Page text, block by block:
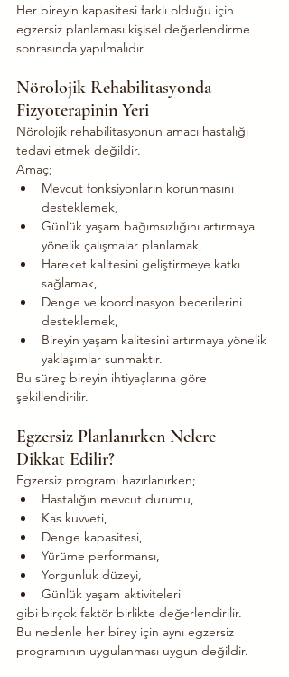
Her bireyin kapasitesi farklı olduğu için
egzersiz planlaması kişisel değerlendirme
sonrasında yapılmalıdır.
Nörolojik Rehabilitasyonda
Fizyoterapinin Yeri
Nörolojik rehabilitasyonun amacı hastalığı
tedavi etmek değildir.
Amaç;
Mevcut fonksiyonların korunmasını
desteklemek,
Günlük yaşam bağımsızlığını artırmaya
yönelik çalışmalar planlamak,
Hareket kalitesini geliştirmeye katkı
sağlamak,
Denge ve koordinasyon becerilerini
desteklemek,
Bireyin yaşam kalitesini artırmaya yönelik
yaklaşımlar sunmaktır.
Bu süreç bireyin ihtiyaçlarına göre
şekillendirilir.
Egzersiz Planlanırken Nelere
Dikkat Edilir?
Egzersiz programı hazırlanırken;
Hastalığın mevcut durumu,
Kas kuvveti,
Denge kapasitesi,
Yürüme performansı,
Yorgunluk düzeyi,
Günlük yaşam aktiviteleri
gibi birçok faktör birlikte değerlendirilir.
Bu nedenle her birey için aynı egzersiz
programının uygulanması uygun değildir.